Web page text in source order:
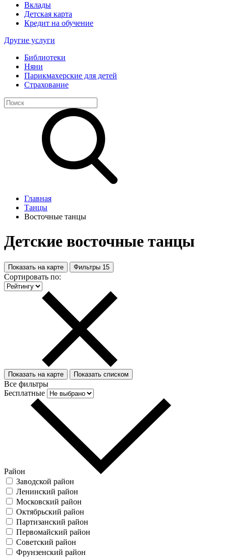
Вклады
Детская карта
Кредит на обучение
Другие услуги
Библиотеки
Няни
Парикмахерские для детей
Страхование
Главная
Танцы
Восточные танцы
Детские восточные танцы
Показать на карте Фильтры 15
Сортировать по:
Показать на карте Показать списком
Все фильтры
Бесплатные
Район
Заводской район
Ленинский район
Московский район
Октябрьский район
Партизанский район
Первомайский район
Советский район
Фрунзенский район